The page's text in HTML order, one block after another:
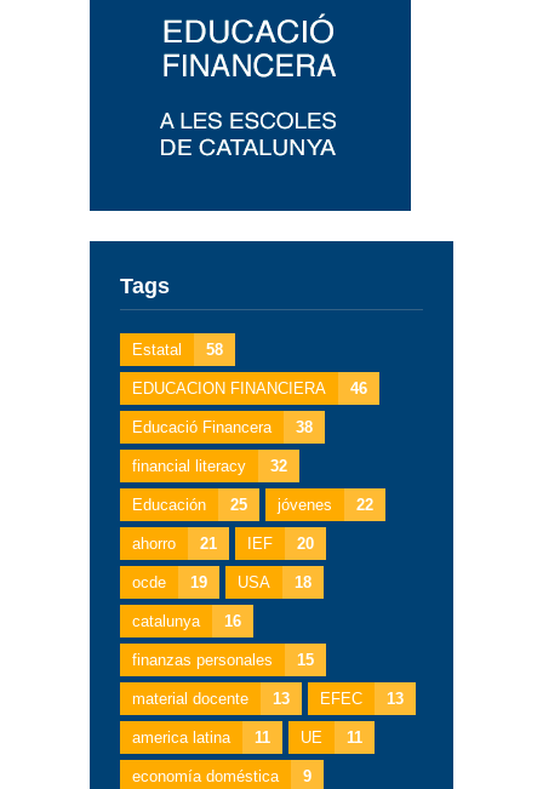
Tags
Estatal 58
EDUCACION FINANCIERA 46
Educació Financera 38
financial literacy 32
Educación 25 jóvenes 22
ahorro 21 IEF 20
ocde 19 USA 18
catalunya 16
finanzas personales 15
material docente 13 EFEC 13
america latina 11 UE 11
economía doméstica 9